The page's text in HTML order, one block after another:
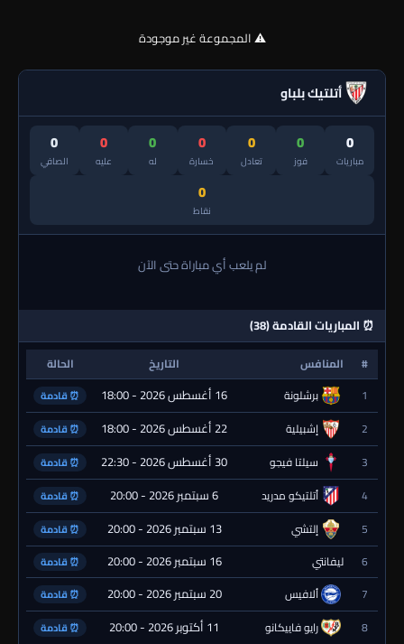
⚠️ المجموعة غير موجودة
أتلتيك بلباو
0
مباريات
0
فوز
0
تعادل
0
خسارة
0
له
0
عليه
0
الصافي
0
نقاط
لم يلعب أي مباراة حتى الآن
⏰ المباريات القادمة (38)
# المنافس التاريخ
الحالة
1
برشلونة 16 أغسطس 2026 - 18:00 ⏰ قادمة
2 إشبيلية 22 أغسطس 2026 - 18:00 ⏰ قادمة
3 سيلتا فيجو 30 أغسطس 2026 - 22:30 ⏰ قادمة
4 أتلتيكو مدريد 6 سبتمبر 2026 - 20:00 ⏰ قادمة
5 إلتشي 13 سبتمبر 2026 - 20:00 ⏰ قادمة
6 ليفانتي 16 سبتمبر 2026 - 20:00 ⏰ قادمة
7 ألافيس 20 سبتمبر 2026 - 20:00 ⏰ قادمة
8 رايو فاييكانو 11 أكتوبر 2026 - 20:00 ⏰ قادمة